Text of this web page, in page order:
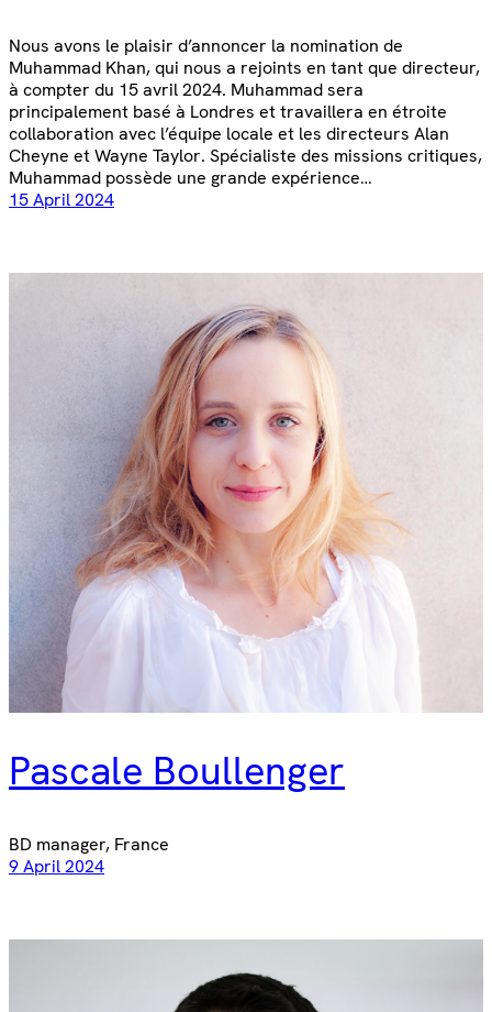
Nous avons le plaisir d’annoncer la nomination de
Muhammad Khan, qui nous a rejoints en tant que directeur,
à compter du 15 avril 2024. Muhammad sera
principalement basé à Londres et travaillera en étroite
collaboration avec l’équipe locale et les directeurs Alan
Cheyne et Wayne Taylor. Spécialiste des missions critiques,
Muhammad possède une grande expérience…
15 April 2024
Pascale Boullenger
BD manager, France
9 April 2024